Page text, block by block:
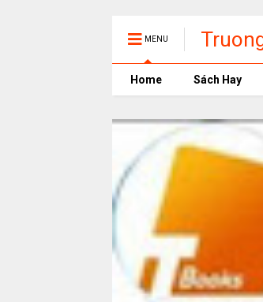
MENU
phần
Home Sách Hay